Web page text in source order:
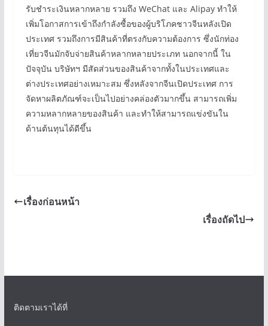
รับชำระเงินหลากหลาย รวมถึง WeChat และ Alipay ทำให้
เพิ่มโอกาสการเข้าถึงกำลังซื้อของผู้บริโภคชาวจีนหลังเปิด
ประเทศ รวมถึงการมีสินค้าที่ตรงกับความต้องการ ซึ่งนักท่อง
เที่ยวจีนมักจับจ่ายสินค้าหลากหลายประเภท นอกจากนี้ ใน
ปัจจุบัน บริษัทฯ มีสัดส่วนของสินค้าจากทั้งในประเทศและ
ต่างประเทศอย่างเหมาะสม ซึ่งหลังจากจีนเปิดประเทศ การ
จัดหาผลิตภัณฑ์จะเป็นไปอย่างคล่องตัวมากขึ้น สามารถเพิ่ม
ความหลากหลายของสินค้า และทำให้สามารถแข่งขันใน
ด้านต้นทุนได้ดีขึ้น
เรื่องก่อนหน้า
เรื่องถัดไป
ติดตามเราได้ที่